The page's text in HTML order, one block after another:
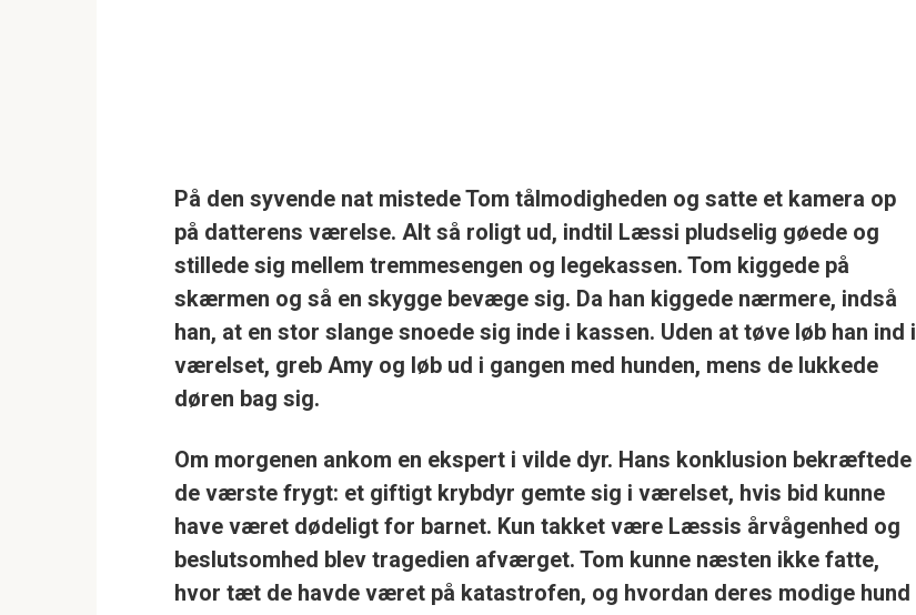
På den syvende nat mistede Tom tålmodigheden og satte et kamera op
på datterens værelse. Alt så roligt ud, indtil Læssi pludselig gøede og
stillede sig mellem tremmesengen og legekassen. Tom kiggede på
skærmen og så en skygge bevæge sig. Da han kiggede nærmere, indså
han, at en stor slange snoede sig inde i kassen. Uden at tøve løb han ind i
værelset, greb Amy og løb ud i gangen med hunden, mens de lukkede
døren bag sig.
Om morgenen ankom en ekspert i vilde dyr. Hans konklusion bekræftede
de værste frygt: et giftigt krybdyr gemte sig i værelset, hvis bid kunne
have været dødeligt for barnet. Kun takket være Læssis årvågenhed og
beslutsomhed blev tragedien afværget. Tom kunne næsten ikke fatte,
hvor tæt de havde været på katastrofen, og hvordan deres modige hund